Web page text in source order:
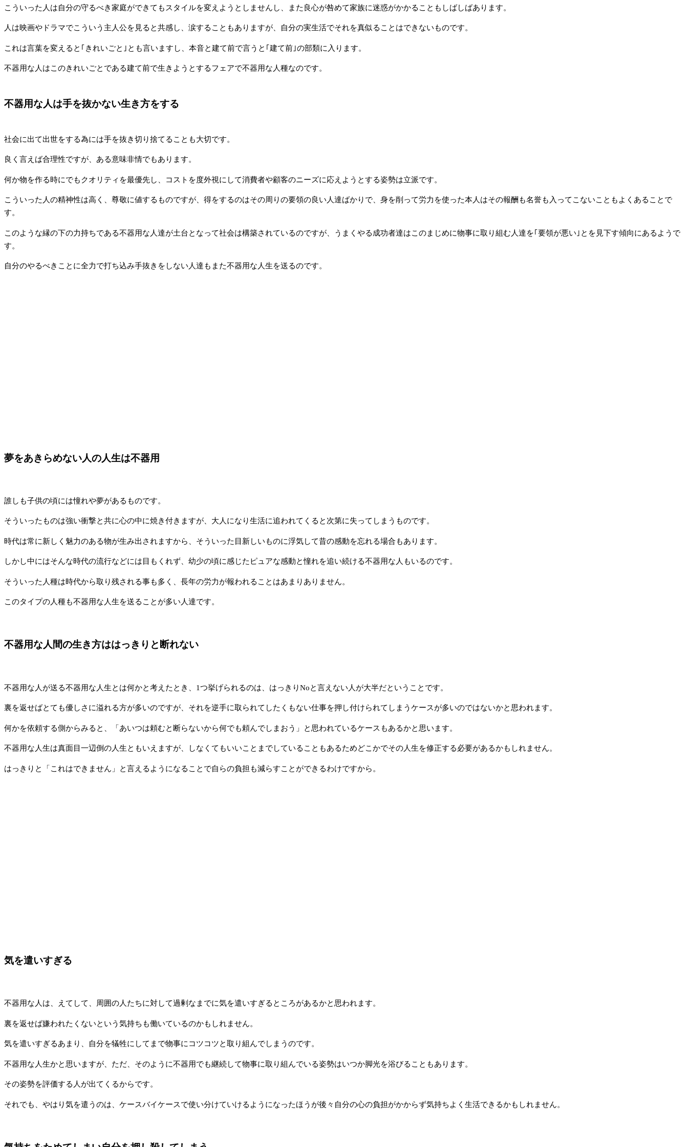
こういった人は自分の守るべき家庭ができてもスタイルを変えようとしませんし、また良心が咎めて家族に迷惑がかかることもしばしばあります。
人は映画やドラマでこういう主人公を見ると共感し、涙することもありますが、自分の実生活でそれを真似ることはできないものです。
これは言葉を変えると｢きれいごと｣とも言いますし、本音と建て前で言うと｢建て前｣の部類に入ります。
不器用な人はこのきれいごとである建て前で生きようとするフェアで不器用な人種なのです。
不器用な人は手を抜かない生き方をする
社会に出て出世をする為には手を抜き切り捨てることも大切です。
良く言えば合理性ですが、ある意味非情でもあります。
何か物を作る時にでもクオリティを最優先し、コストを度外視にして消費者や顧客のニーズに応えようとする姿勢は立派です。
こういった人の精神性は高く、尊敬に値するものですが、得をするのはその周りの要領の良い人達ばかりで、身を削って労力を使った本人はその報酬も名誉も入ってこないこともよくあることで
す。
このような縁の下の力持ちである不器用な人達が土台となって社会は構築されているのですが、うまくやる成功者達はこのまじめに物事に取り組む人達を｢要領が悪い｣とを見下す傾向にあるようで
す。
自分のやるべきことに全力で打ち込み手抜きをしない人達もまた不器用な人生を送るのです。
夢をあきらめない人の人生は不器用
誰しも子供の頃には憧れや夢があるものです。
そういったものは強い衝撃と共に心の中に焼き付きますが、大人になり生活に追われてくると次第に失ってしまうものです。
時代は常に新しく魅力のある物が生み出されますから、そういった目新しいものに浮気して昔の感動を忘れる場合もあります。
しかし中にはそんな時代の流行などには目もくれず、幼少の頃に感じたピュアな感動と憧れを追い続ける不器用な人もいるのです。
そういった人種は時代から取り残される事も多く、長年の労力が報われることはあまりありません。
このタイプの人種も不器用な人生を送ることが多い人達です。
不器用な人間の生き方ははっきりと断れない
不器用な人が送る不器用な人生とは何かと考えたとき、1つ挙げられるのは、はっきりNoと言えない人が大半だということです。
裏を返せばとても優しさに溢れる方が多いのですが、それを逆手に取られてしたくもない仕事を押し付けられてしまうケースが多いのではないかと思われます。
何かを依頼する側からみると、「あいつは頼むと断らないから何でも頼んでしまおう」と思われているケースもあるかと思います。
不器用な人生は真面目一辺倒の人生ともいえますが、しなくてもいいことまでしていることもあるためどこかでその人生を修正する必要があるかもしれません。
はっきりと「これはできません」と言えるようになることで自らの負担も減らすことができるわけですから。
気を遣いすぎる
不器用な人は、えてして、周囲の人たちに対して過剰なまでに気を遣いすぎるところがあるかと思われます。
裏を返せば嫌われたくないという気持ちも働いているのかもしれません。
気を遣いすぎるあまり、自分を犠牲にしてまで物事にコツコツと取り組んでしまうのです。
不器用な人生かと思いますが、ただ、そのように不器用でも継続して物事に取り組んでいる姿勢はいつか脚光を浴びることもあります。
その姿勢を評価する人が出てくるからです。
それでも、やはり気を遣うのは、ケースバイケースで使い分けていけるようになったほうが後々自分の心の負担がかからず気持ちよく生活できるかもしれません。